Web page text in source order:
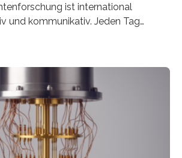
ist international
und kommunikativ. Jeden Tag
die eng zusammenarbeiten. Neue
Dies ist der Alltag in
Quantentheorie, die dieses Jahr 100
ist, weshalb die UNESCO 2025 zum
der Quantenwissenschaft und -
hat. Doch nun hat eine